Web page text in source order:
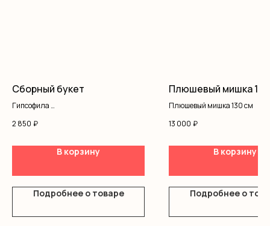
Сборный букет
Гипсофила
Оформление
2 850 ₽
В корзину
Подробнее о товаре
Плюшевый мишка
Плюшевый мишка 130 см
13 000 ₽
В корзину
Подробнее о